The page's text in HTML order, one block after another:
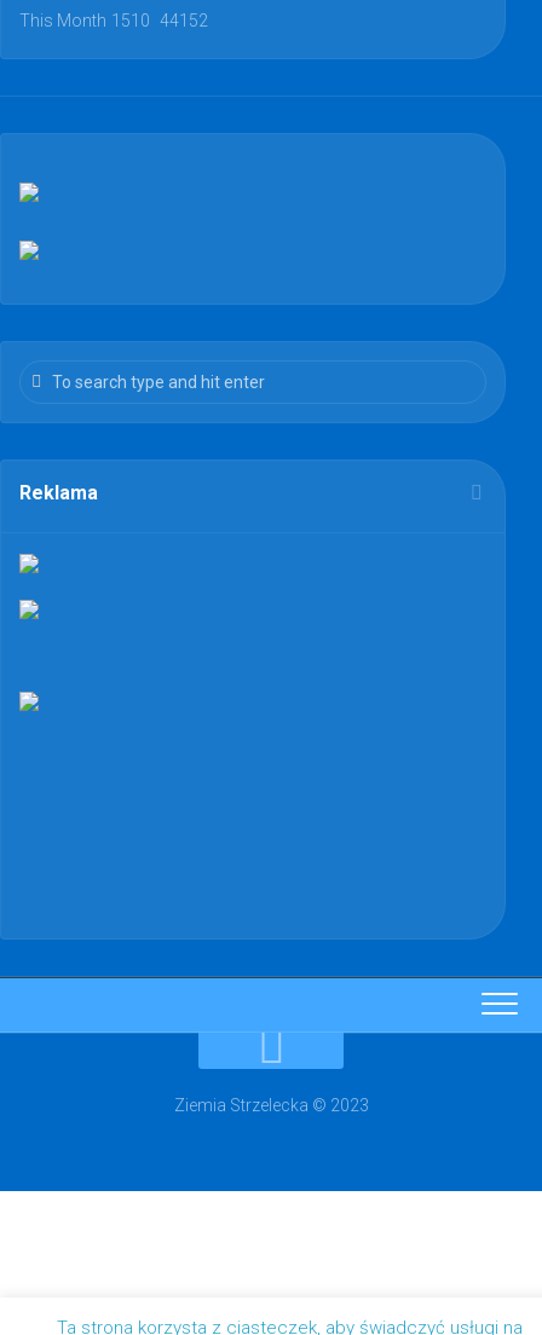
This Month 1510 44152
Reklama
Ziemia Strzelecka © 2023
Ta strona korzysta z ciasteczek, aby świadczyć usługi na